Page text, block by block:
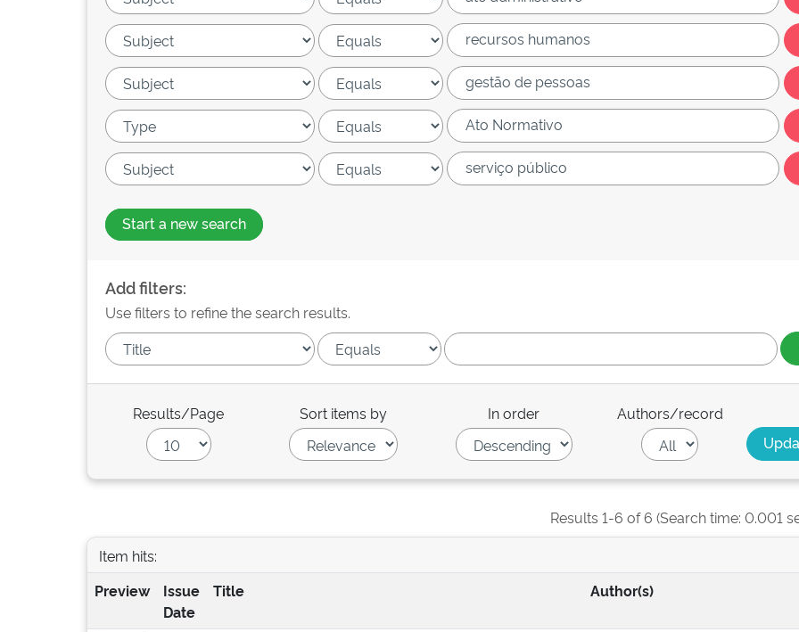
Start a new search
Add filters:
Use filters to refine the search results.
Results/Page Sort items by In order Authors/record
Results 1-6 of 6 (Search time: 0.001
Item hits:
Preview
Issue
Date
Title Author(s)